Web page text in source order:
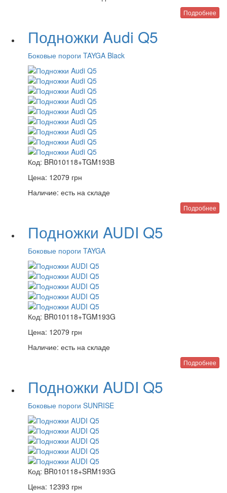
Подробнее
Подножки Audi Q5
Боковые пороги TAYGA Black
Код: BR010118+TGM193B
Цена: 12079 грн
Наличие: есть на складе
Подробнее
Подножки AUDI Q5
Боковые пороги TAYGA
Код: BR010118+TGM193G
Цена: 12079 грн
Наличие: есть на складе
Подробнее
Подножки AUDI Q5
Боковые пороги SUNRISE
Код: BR010118+SRM193G
Цена: 12393 грн